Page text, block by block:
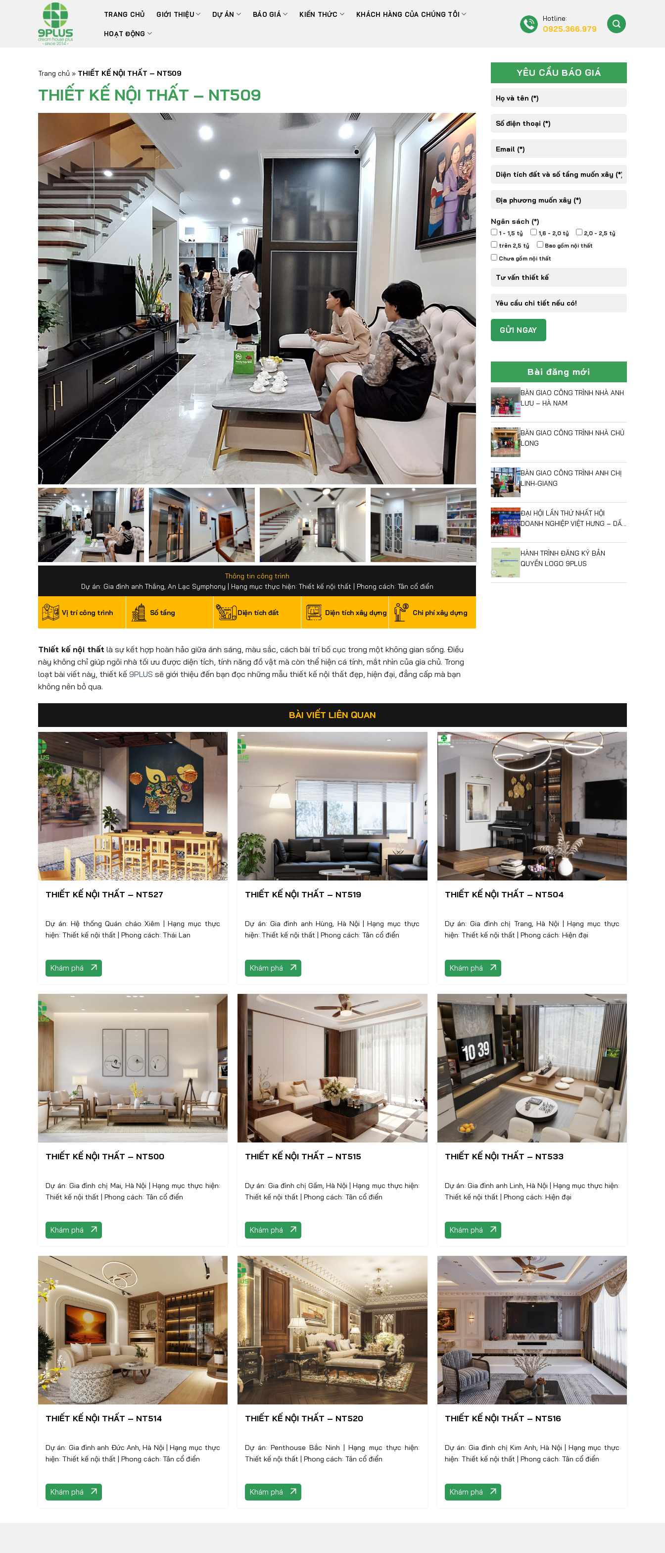
TRANG CHỦ GIỚI THIỆU DỰ ÁN BÁO GIÁ KIẾN THỨC KHÁCH HÀNG CỦA CHÚNG TÔI
HOẠT ĐỘNG
Hotline:
0925.366.979
Trang chủ » THIẾT KẾ NỘI THẤT – NT509
THIẾT KẾ NỘI THẤT – NT509
Thông tin công trình
Dự án: Gia đình anh Thắng, An Lạc Symphony | Hạng mục thực hiện: Thiết kế nội thất | Phong cách: Tân cổ điển
Vị trí công trình Số tầng Diện tích đất Diện tích xây dựng Chi phí xây dựng
Thiết kế nội thất là sự kết hợp hoàn hảo giữa ánh sáng, màu sắc, cách bài trí bố cục trong một không gian sống. Điều
này không chỉ giúp ngôi nhà tối ưu được diện tích, tính năng đồ vật mà còn thể hiện cá tính, mắt nhìn của gia chủ. Trong
loạt bài viết này, thiết kế 9PLUS sẽ giới thiệu đến bạn đọc những mẫu thiết kế nội thất đẹp, hiện đại, đẳng cấp mà bạn
không nên bỏ qua.
YÊU CẦU BÁO GIÁ
Ngân sách (*)
1 - 1,5 tỷ 1,6 - 2,0 tỷ
2,0 - 2,5 tỷ
trên 2,5 tỷ
Bao gồm nội thất
Chưa gồm nội thất
Bài đăng mới
BÀN GIAO CÔNG TRÌNH NHÀ ANH
LƯU – HÀ NAM
BÀN GIAO CÔNG TRÌNH NHÀ CHÚ
LONG
BÀN GIAO CÔNG TRÌNH ANH CHỊ
LINH-GIANG
ĐẠI HỘI LẦN THỨ NHẤT HỘI
DOANH NGHIỆP VIỆT HƯNG – DẤU
TRIỂN MỚI
HÀNH TRÌNH ĐĂNG KÝ BẢN
QUYỀN LOGO 9PLUS
BÀI VIẾT LIÊN QUAN
THIẾT KẾ NỘI THẤT – NT527
Dự án: Hệ thống Quán cháo Xiêm | Hạng mục thực
hiện: Thiết kế nội thất | Phong cách: Thái Lan
Khám phá
THIẾT KẾ NỘI THẤT – NT519
Dự án: Gia đình anh Hùng, Hà Nội | Hạng mục thực
hiện: Thiết kế nội thất | Phong cách: Tân cổ điển
Khám phá
THIẾT KẾ NỘI THẤT – NT504
Dự án: Gia đình chị Trang, Hà Nội | Hạng mục thực
hiện: Thiết kế nội thất | Phong cách: Hiện đại
Khám phá
THIẾT KẾ NỘI THẤT – NT500
Dự án: Gia đình chị Mai, Hà Nội | Hạng mục thực hiện:
Thiết kế nội thất | Phong cách: Tân cổ điển
Khám phá
THIẾT KẾ NỘI THẤT – NT515
Dự án: Gia đình chị Gấm, Hà Nội | Hạng mục thực hiện:
Thiết kế nội thất | Phong cách: Tân cổ điển
Khám phá
THIẾT KẾ NỘI THẤT – NT533
Dự án: Gia đình anh Linh, Hà Nội | Hạng mục thực hiện:
Thiết kế nội thất | Phong cách: Hiện đại
Khám phá
THIẾT KẾ NỘI THẤT – NT514
Dự án: Gia đình anh Đức Anh, Hà Nội | Hạng mục thực
hiện: Thiết kế nội thất | Phong cách: Tân cổ điển
Khám phá
THIẾT KẾ NỘI THẤT – NT520
Dự án: Penthouse Bắc Ninh | Hạng mục thực hiện:
Thiết kế nội thất | Phong cách: Tân cổ điển
Khám phá
THIẾT KẾ NỘI THẤT – NT516
Dự án: Gia đình chị Kim Anh, Hà Nội | Hạng mục thực
hiện: Thiết kế nội thất | Phong cách: Tân cổ điển
Khám phá